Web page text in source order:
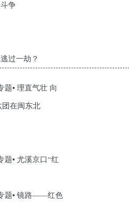
争
过一劫？
题• 理直气壮 向
在闽东北
题• 尤溪京口“红
题• 镜路——红色